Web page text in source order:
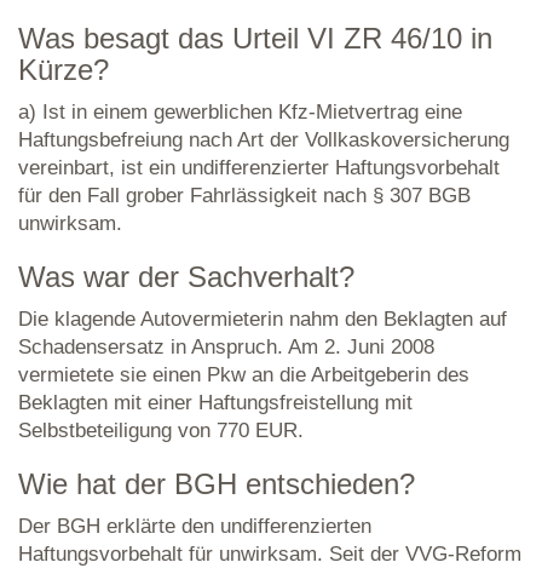
Was besagt das Urteil VI ZR 46/10 in
Kürze?
a) Ist in einem gewerblichen Kfz-Mietvertrag eine
Haftungsbefreiung nach Art der Vollkaskoversicherung
vereinbart, ist ein undifferenzierter Haftungsvorbehalt
für den Fall grober Fahrlässigkeit nach § 307 BGB
unwirksam.
Was war der Sachverhalt?
Die klagende Autovermieterin nahm den Beklagten auf
Schadensersatz in Anspruch. Am 2. Juni 2008
vermietete sie einen Pkw an die Arbeitgeberin des
Beklagten mit einer Haftungsfreistellung mit
Selbstbeteiligung von 770 EUR.
Wie hat der BGH entschieden?
Der BGH erklärte den undifferenzierten
Haftungsvorbehalt für unwirksam. Seit der VVG-Reform